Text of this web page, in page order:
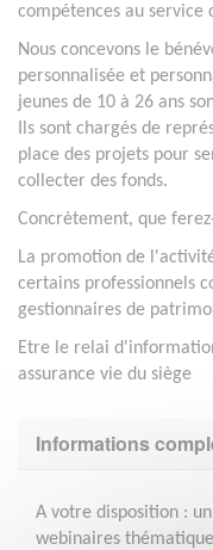
compétences au service
Nous concevons le
personnalisée et
jeunes de 10 à 26 ans
Ils sont chargés de
place des projets pour
collecter des fonds.
Concrètement, que
La promotion de
certains professionnels
gestionnaires de
Etre le relai
assurance vie du siège
Informations
A votre disposition :
webinaires